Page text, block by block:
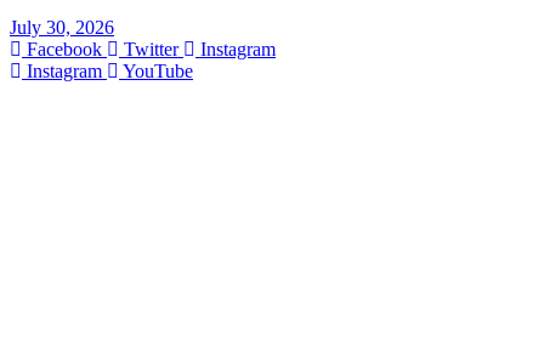
July 30, 2026
Facebook
Twitter
Instagram
Instagram
YouTube